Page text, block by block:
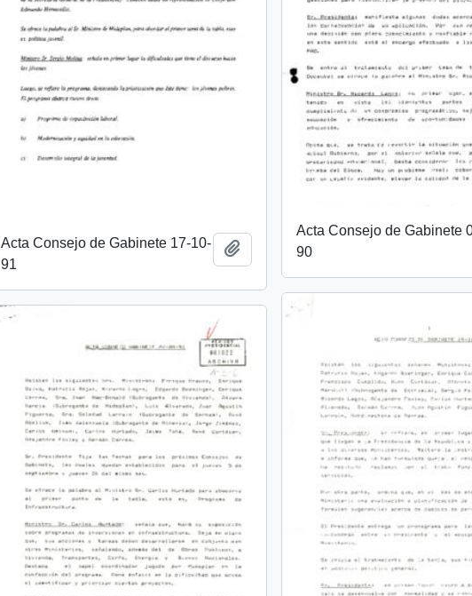
Acta Consejo de Gabinete
90
Acta Consejo de Gabinete 17-10-
91
Añadir al portapapeles